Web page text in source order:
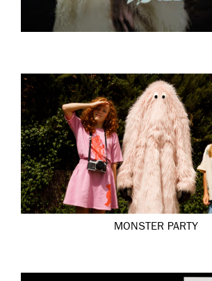
MONSTER PARTY